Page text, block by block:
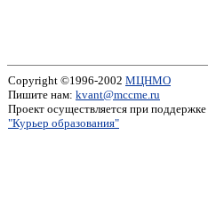
Copyright ©1996-2002 МЦНМО
Пишите нам: kvant@mccme.ru
Проект осуществляется при поддержке
"Курьер образования"